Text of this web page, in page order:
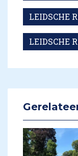
LEIDSCHE
LEIDSCHE